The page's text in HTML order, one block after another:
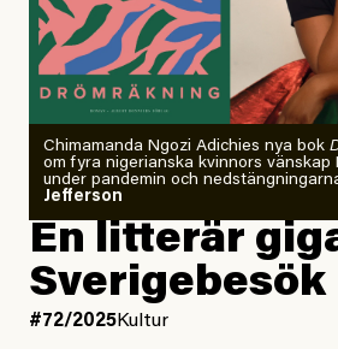
Chimamanda Ngozi Adichies nya bok
om fyra nigerianska kvinnors vänskap
under pandemin och
Jefferson
En litterär
Sverigebesök
#72/2025Kultur